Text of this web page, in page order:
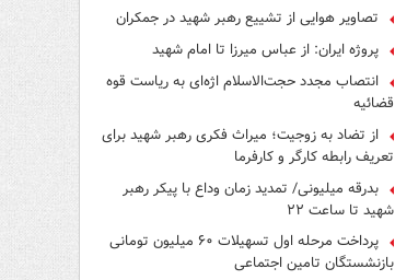
تصاویر هوایی از تشییع رهبر شهید در جمکران
پروژه ایران: از عباس میرزا تا امام شهید
انتصاب مجدد حجت‌الاسلام اژه‌ای به ریاست قوه‌
قضائیه
از تضاد به زوجیت؛ میراث فکری رهبر شهید برای
تعریف رابطه کارگر و کارفرما
بدرقه میلیونی/ تمدید زمان وداع با پیکر رهبر
شهید تا ساعت ۲۲
پرداخت مرحله اول تسهیلات ۶۰ میلیون تومانی
بازنشستگان تامین اجتماعی